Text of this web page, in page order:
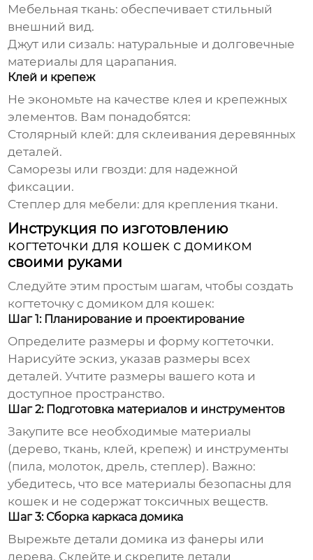
Мебельная ткань: обеспечивает стильный
внешний вид.
Джут или сизаль: натуральные и долговечные
материалы для царапания.
Клей и крепеж
Не экономьте на качестве клея и крепежных
элементов. Вам понадобятся:
Столярный клей: для склеивания деревянных
деталей.
Саморезы или гвозди: для надежной
фиксации.
Степлер для мебели: для крепления ткани.
Инструкция по изготовлению
когтеточки для кошек с домиком
своими руками
Следуйте этим простым шагам, чтобы создать
когтеточку с домиком для кошек:
Шаг 1: Планирование и проектирование
Определите размеры и форму когтеточки.
Нарисуйте эскиз, указав размеры всех
деталей. Учтите размеры вашего кота и
доступное пространство.
Шаг 2: Подготовка материалов и инструментов
Закупите все необходимые материалы
(дерево, ткань, клей, крепеж) и инструменты
(пила, молоток, дрель, степлер). Важно:
убедитесь, что все материалы безопасны для
кошек и не содержат токсичных веществ.
Шаг 3: Сборка каркаса домика
Вырежьте детали домика из фанеры или
дерева. Склейте и скрепите детали